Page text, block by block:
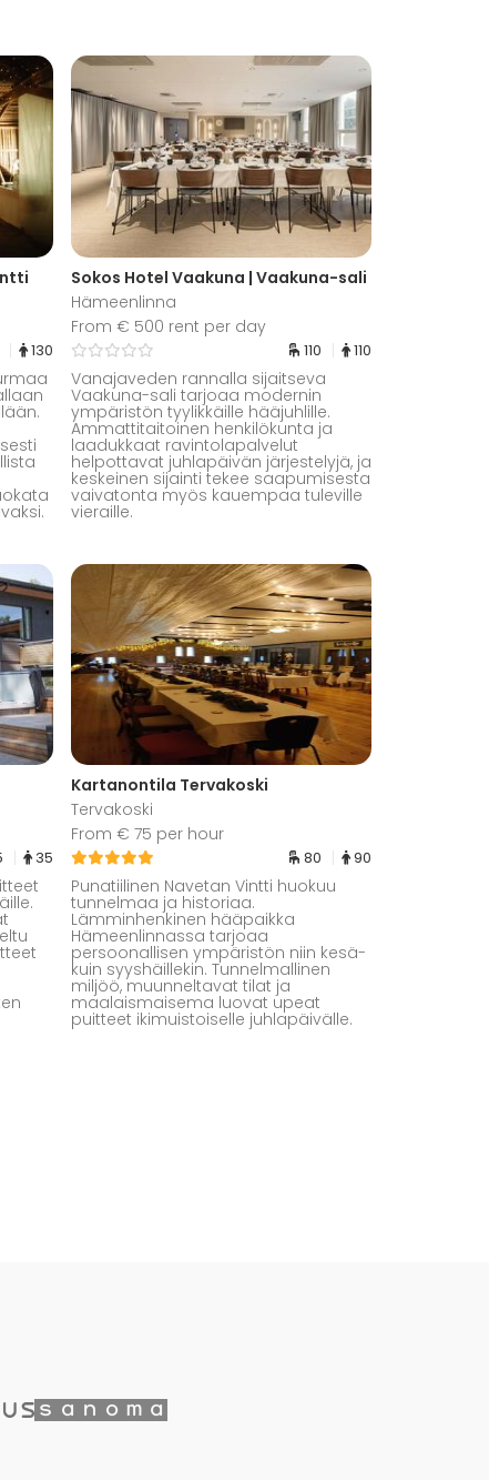
130
Sokos Hotel Vaakuna | Vaakuna-sali
Hämeenlinna
From € 500 rent per day
110 110
Vanajaveden rannalla sijaitseva
Vaakuna-sali tarjoaa modernin
ympäristön tyylikkäille hääjuhlille.
Ammattitaitoinen henkilökunta ja
laadukkaat ravintolapalvelut
helpottavat juhlapäivän järjestelyjä, ja
keskeinen sijainti tekee saapumisesta
vaivatonta myös kauempaa tuleville
vieraille.
35
Kartanontila Tervakoski
Tervakoski
From € 75 per hour
80 90
Punatiilinen Navetan Vintti huokuu
tunnelmaa ja historiaa.
Lämminhenkinen hääpaikka
Hämeenlinnassa tarjoaa
persoonallisen ympäristön niin kesä-
kuin syyshäillekin. Tunnelmallinen
miljöö, muunneltavat tilat ja
maalaismaisema luovat upeat
puitteet ikimuistoiselle juhlapäivälle.